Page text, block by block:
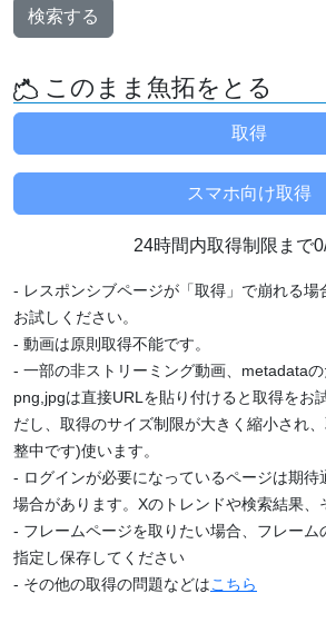
検索する
このまま魚拓をとる
24時間内取得制限まで
- レスポンシブページが「取得」で崩れる場
お試しください。
- 動画は原則取得不能です。
- 一部の非ストリーミング動画、metadata
png,jpgは直接URLを貼り付けると取得をお
だし、取得のサイズ制限が大きく縮小され
整中です)使います。
- ログインが必要になっているページは期待
場合があります。Xのトレンドや検索結果、
- フレームページを取りたい場合、フレーム
指定し保存してください
- その他の取得の問題などはこちら